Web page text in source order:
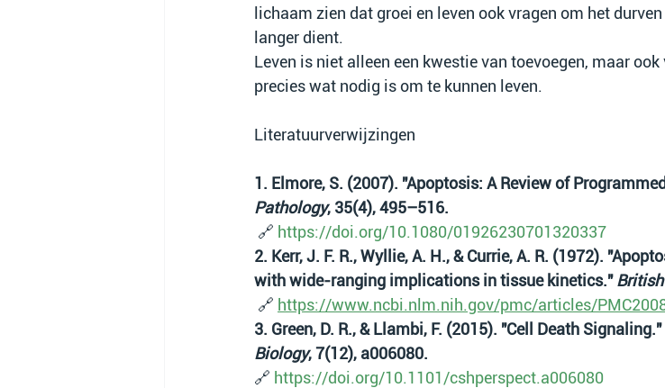
lichaam zien dat groei en leven ook vragen om het
langer dient.
Leven is niet alleen een kwestie van toevoegen, maar
precies wat nodig is om te kunnen leven.
Literatuurverwijzingen
1. Elmore, S. (2007). "Apoptosis: A Review of
Pathology, 35(4), 495–516.
🔗 https://doi.org/10.1080/01926230701320337
2. Kerr, J. F. R., Wyllie, A. H., & Currie, A. R. (1972).
with wide-ranging implications in tissue kinetics."
🔗 https://www.ncbi.nlm.nih.gov/pmc/articles/
3. Green, D. R., & Llambi, F. (2015). "Cell Death Signaling."
Biology, 7(12), a006080.
🔗 https://doi.org/10.1101/cshperspect.a006080